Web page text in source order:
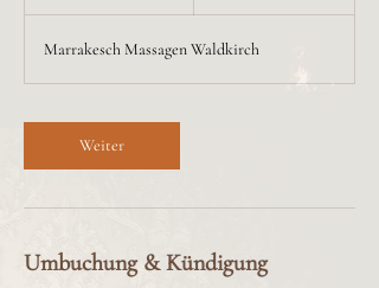
S
t
Marrakesch Massagen Waldkirch
Weiter
Umbuchung & Kündigung